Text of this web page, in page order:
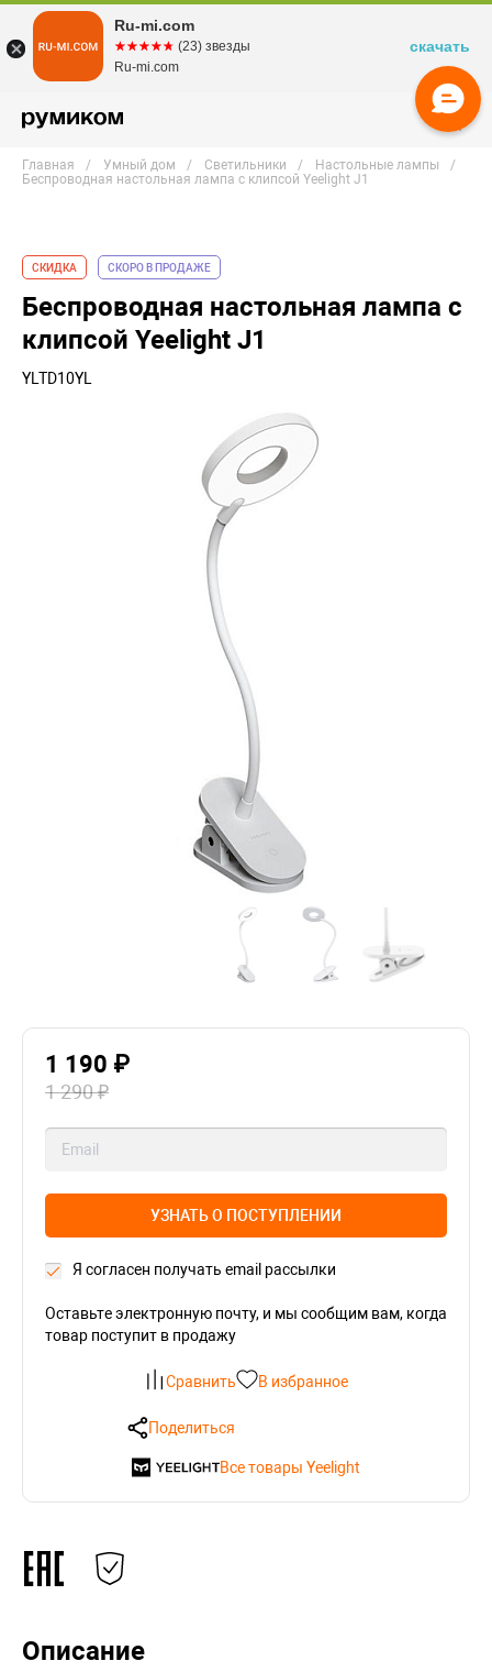
Главная Умный дом Светильники
Настольные лампы
Беспроводная настольная лампа с клипсой Yeelight J1
СКИДКА СКОРО В ПРОДАЖЕ
Беспроводная настольная лампа с
клипсой Yeelight J1
YLTD10YL
1 190 ₽
1 290 ₽
УЗНАТЬ О ПОСТУПЛЕНИИ
Я согласен получать email рассылки
Оставьте электронную почту, и мы сообщим вам, когда
товар поступит в продажу
Сравнить В избранное
Поделиться
Все товары Yeelight
Описание
Ru-mi.com
☆☆☆☆☆
★★★★★ (23) звезды
Ru-mi.com
скачать